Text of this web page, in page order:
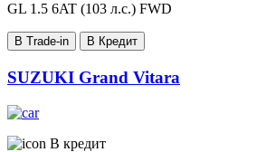
GL 1.5 6AT (103 л.с.) FWD
В Trade-in В Кредит
SUZUKI Grand Vitara
В кредит